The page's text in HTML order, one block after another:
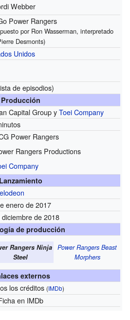
Webber
Power Rangers
por Ron Wasserman, interpretado
Desmonts)
Unidos
de episodios)
Producción
Capital Group yToei Company
Power Rangers
Rangers Productions
Company
Lanzamiento
enero de 2017
diciembre de 2018
de producción
Rangers Ninja
Steel
Power Rangers Beast
Morphers
externos
los créditos (IMDb)
en IMDb